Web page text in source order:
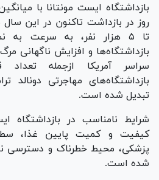
روز در بازداشت تاکنون در این
تا ۵ هزار نفر، به سرعت
بازداشتگاه‌ها و افزایش ناگهانی
سراسر آمریکا ازجمله
بازداشتگاه‌های مهاجرتی دونالد
تبدیل شده است.
شرایط نامناسب در بازداشتگاه
کیفیت و کمیت پایین غذا،
پزشکی، محیط خطرناک و دسترسی
شده است.